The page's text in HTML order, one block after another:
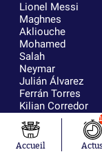
Lionel Messi
Maghnes
Akliouche
Mohamed
Salah
Neymar
Julián Álvarez
Ferrán Torres
Kilian Corredor
Franco
Mastantuono
Orel Mangala
Accueil